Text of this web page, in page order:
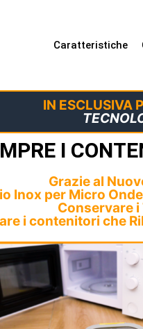
Caratteristiche
IN ESCLUSIVA
I
Grazie al
Inox per Micro
Conservare
i contenitori che